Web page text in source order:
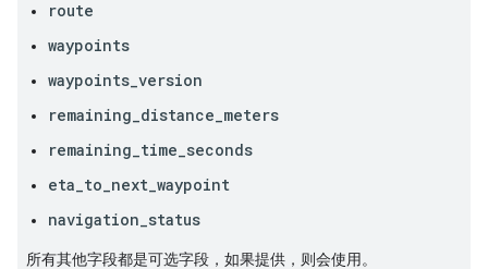
route
waypoints
waypoints_version
remaining_distance_meters
remaining_time_seconds
eta_to_next_waypoint
navigation_status
所有其他字段都是可选字段，如果提供，则会使用。